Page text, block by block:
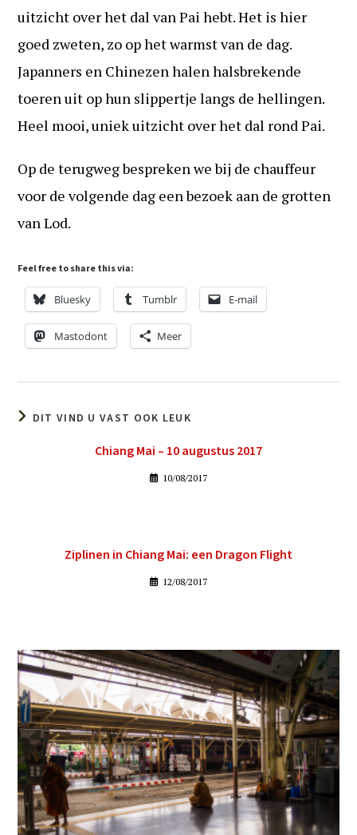
uitzicht over het dal van Pai hebt. Het is hier
goed zweten, zo op het warmst van de dag.
Japanners en Chinezen halen halsbrekende
toeren uit op hun slippertje langs de hellingen.
Heel mooi, uniek uitzicht over het dal rond Pai.
Op de terugweg bespreken we bij de chauffeur
voor de volgende dag een bezoek aan de grotten
van Lod.
Feel free to share this via:
Bluesky Tumblr E-mail
Mastodont Meer
DIT VIND U VAST OOK LEUK
Chiang Mai – 10 augustus 2017
10/08/2017
Ziplinen in Chiang Mai: een Dragon Flight
12/08/2017